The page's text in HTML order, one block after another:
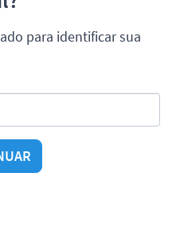
para identificar sua